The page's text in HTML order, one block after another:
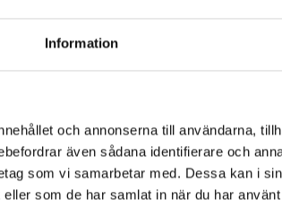
Information
och annonserna till användarna,
även sådana identifierare och
som vi samarbetar med. Dessa kan i
som de har samlat in när du har